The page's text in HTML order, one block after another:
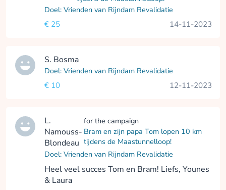
Doel: Vrienden van Rijndam Revalidatie
€ 25
14-11-2023
S. Bosma
Doel: Vrienden van Rijndam Revalidatie
€ 10
12-11-2023
L.
Namouss-
Blondeau
for the campaign
Bram en zijn papa Tom lopen 10 km
tijdens de Maastunnelloop!
Doel: Vrienden van Rijndam Revalidatie
Heel veel succes Tom en Bram! Liefs, Younes
& Laura